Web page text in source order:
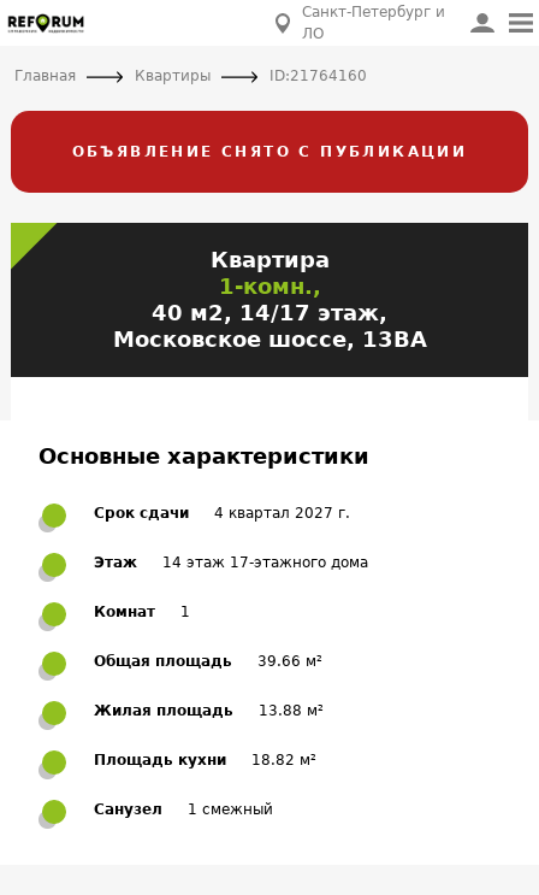
Санкт-Петербург и
ЛО
Главная Квартиры ID:21764160
ОБЪЯВЛЕНИЕ СНЯТО С ПУБЛИКАЦИИ
Квартира
1-комн.,
40 м2, 14/17 этаж,
Московское шоссе, 13ВА
Основные характеристики
Срок сдачи 4 квартал 2027 г.
Этаж 14 этаж 17-этажного дома
Комнат 1
Общая площадь 39.66 м²
Жилая площадь 13.88 м²
Площадь кухни 18.82 м²
Санузел 1 смежный